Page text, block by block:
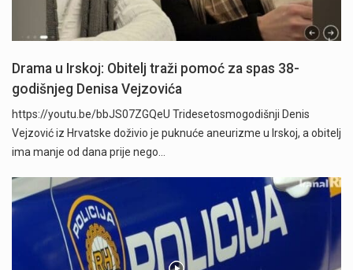
Drama u Irskoj: Obitelj traži pomoć za spas 38-
godišnjeg Denisa Vejzovića
https://youtu.be/bbJS07ZGQeU Tridesetosmogodišnji Denis
Vejzović iz Hrvatske doživio je puknuće aneurizme u Irskoj, a obitelj
ima manje od dana prije nego…